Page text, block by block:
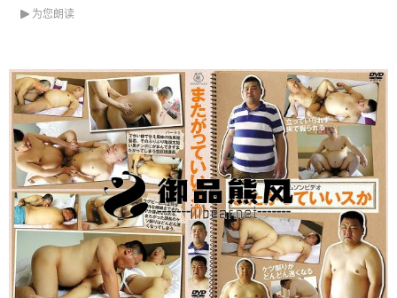
为您朗读
[Samson] またがっていいスか
当前隐藏内容需要支付100熊币 已有113人支付 登
录立刻注册 0 收藏